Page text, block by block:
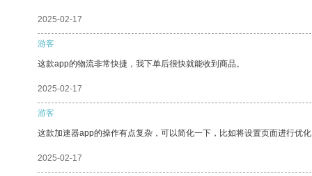
2025-02-17
游客
这款app的物流非常快捷，我下单后很快就能收到商品。
2025-02-17
游客
这款加速器app的操作有点复杂，可以简化一下，比如将设置页面进行优
2025-02-17